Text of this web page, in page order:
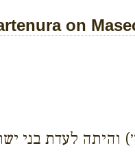
on
והיתה לעדת בני